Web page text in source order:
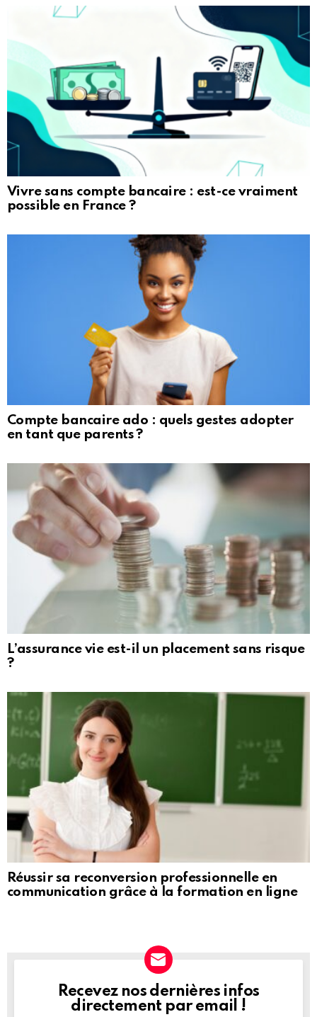
Vivre sans compte bancaire : est-ce vraiment
possible en France ?
Compte bancaire ado : quels gestes adopter
en tant que parents ?
L’assurance vie est-il un placement sans risque
?
Réussir sa reconversion professionnelle en
communication grâce à la formation en ligne
NEWSLETTER
Recevez nos dernières infos
directement par email !